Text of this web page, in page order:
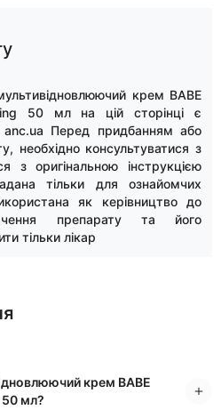
крем BABE
50 мл на цій сторінці є
Перед придбанням або
необхідно консультуватися з
з оригінальною інструкцією
тільки для ознайомчих
як керівництво до
препарату та його
тільки лікар
крем BABE
мл?